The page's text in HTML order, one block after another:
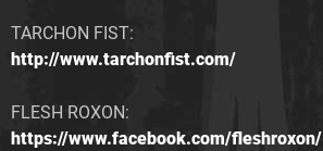
TARCHON FIST:
http://www.tarchonfist.com/
FLESH ROXON:
https://www.facebook.com/fleshroxon/